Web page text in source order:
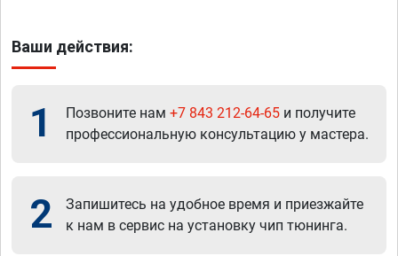
Ваши действия:
1 Позвоните нам +7 843 212-64-65 и получите
профессиональную консультацию у мастера.
2
Запишитесь на удобное время и приезжайте
к нам в сервис на установку чип тюнинга.